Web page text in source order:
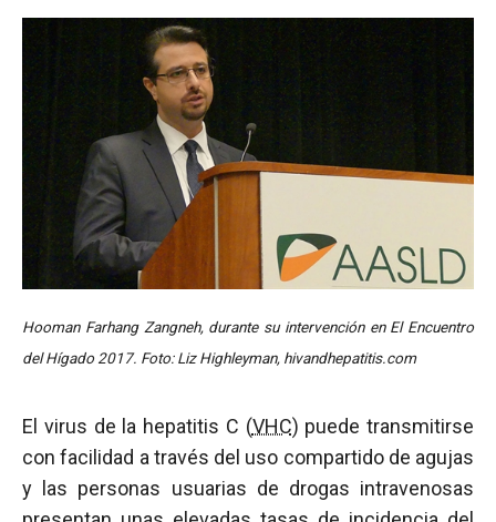
Hooman Farhang Zangneh, durante su intervención en El Encuentro
del Hígado 2017. Foto: Liz Highleyman, hivandhepatitis.com
El virus de la hepatitis C (VHC) puede transmitirse
con facilidad a través del uso compartido de agujas
y las personas usuarias de drogas intravenosas